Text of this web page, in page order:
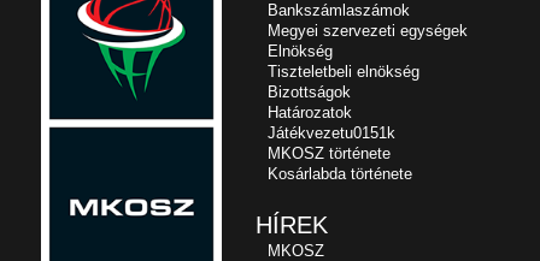
Bankszámlaszámok
Megyei szervezeti egységek
Elnökség
Tiszteletbeli elnökség
Bizottságok
Határozatok
Játékvezetu0151k
MKOSZ története
Kosárlabda története
HÍREK
MKOSZ